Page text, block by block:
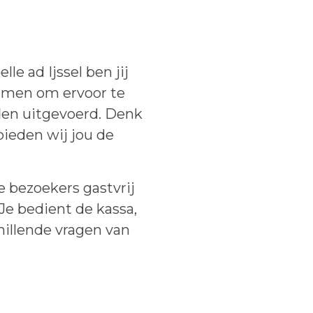
ad Ijssel ben jij
om ervoor te
uitgevoerd. Denk
wij jou de
bezoekers gastvrij
bedient de kassa,
vragen van